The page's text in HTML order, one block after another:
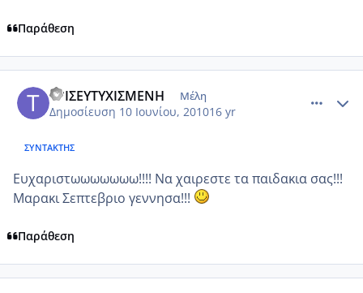
Παράθεση
ΤΡΙΣΕΥΤΥΧΙΣΜΕΝΗ Μέλη
Δημοσίευση 10 Ιουνίου, 201016 yr
ΣΥΝΤΆΚΤΗΣ
Ευχαριστωωωωωωω!!!! Να χαιρεστε τα παιδακια σας!!!
Μαρακι Σεπτεβριο γεννησα!!!
Παράθεση